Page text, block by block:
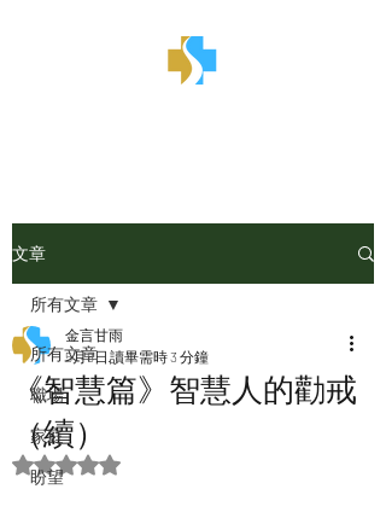
文章
所有文章
職場
家庭
盼望
所有文章
《智慧篇》智慧人的勸戒
（續）
金言甘雨
5月8日 讀畢需時 3 分鐘
評等為 NaN（最高為 5 顆星）。